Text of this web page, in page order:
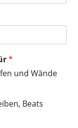
*
und Wände
Beats